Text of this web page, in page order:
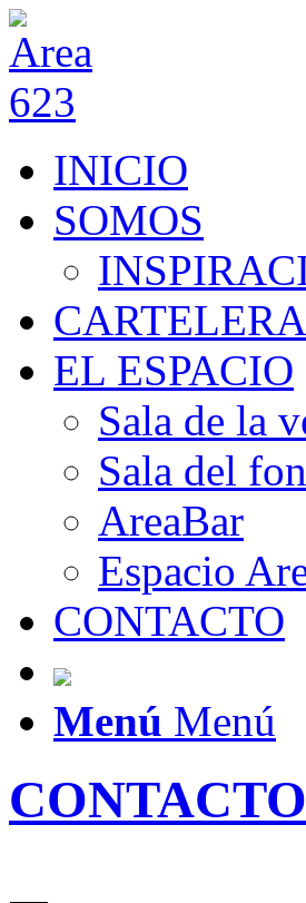
INICIO
SOMOS
CARTELERA
EL ESPACIO
Sala de la
Sala del
AreaBar
Espacio
CONTACTO
Menú Menú
CONTACTO